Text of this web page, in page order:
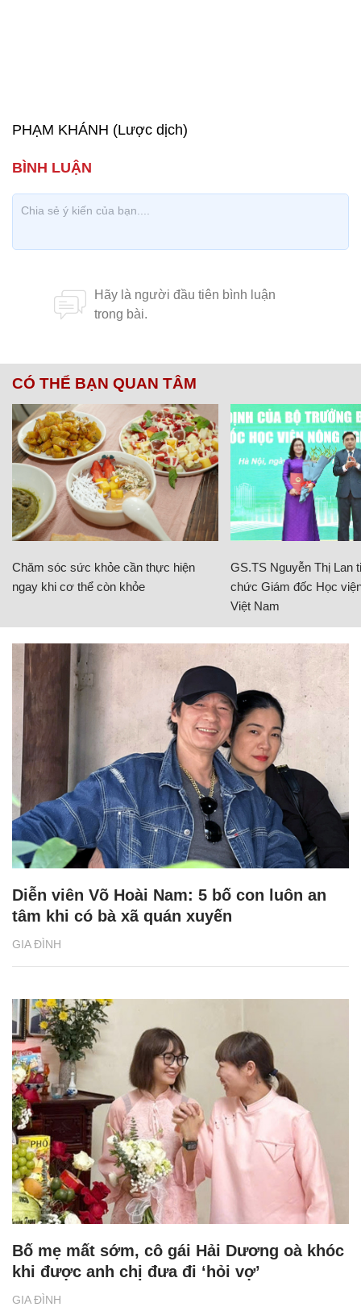
PHẠM KHÁNH (Lược dịch)
CÓ THỂ BẠN QUAN TÂM
Chăm sóc sức khỏe cần thực hiện
ngay khi cơ thể còn khỏe
GS.TS Nguyễn Thị Lan
chức Giám đốc Học
Việt Nam
GIA ĐÌNH
Diễn viên Võ Hoài Nam: 5 bố con luôn an
tâm khi có bà xã quán xuyến
GIA ĐÌNH
Bố mẹ mất sớm, cô gái Hải Dương oà khóc
khi được anh chị đưa đi ‘hỏi vợ’